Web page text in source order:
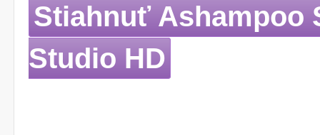
Stiahnuť Ashampoo
Studio HD